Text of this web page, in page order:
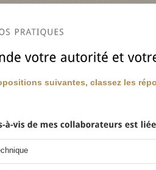
suivantes, classez les